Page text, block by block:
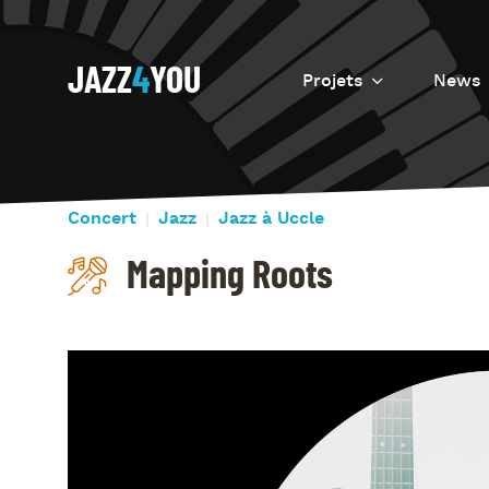
JAZZ4YOU Projets
Introduction
Resurrection
News
Concert Jazz Jazz à Uccle
Mapping Roots